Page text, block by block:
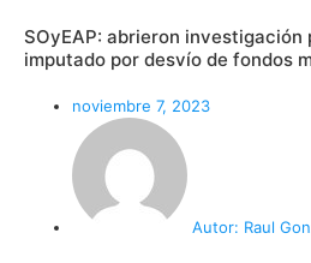
SOyEAP: abrieron investigación
imputado por desvío de fondos
noviembre 7, 2023
Autor: Raul